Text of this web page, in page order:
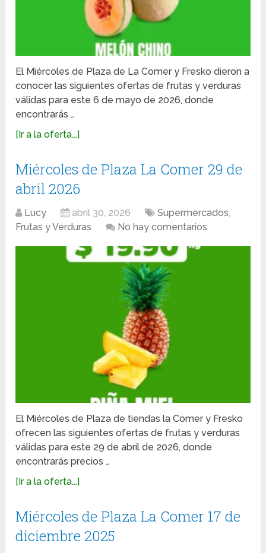
El Miércoles de Plaza de La Comer y Fresko dieron a
conocer las siguientes ofertas de frutas y verduras
válidas para este 6 de mayo de 2026, donde
encontrarás …
[Ir a la oferta...]
Miércoles de Plaza La Comer 29 de
abril 2026
Lucy abril 30, 2026 Supermercados,
Frutas y Verduras
No hay comentarios
El Miércoles de Plaza de tiendas la Comer y Fresko
ofrecen las siguientes ofertas de frutas y verduras
válidas para este 29 de abril de 2026, donde
encontrarás precios …
[Ir a la oferta...]
Miércoles de Plaza La Comer 17 de
diciembre 2025